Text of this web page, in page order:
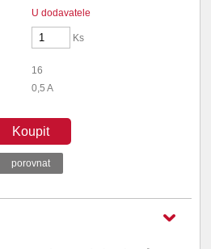
U dodavatele
Ks
16
0,5 A
Koupit
porovnat